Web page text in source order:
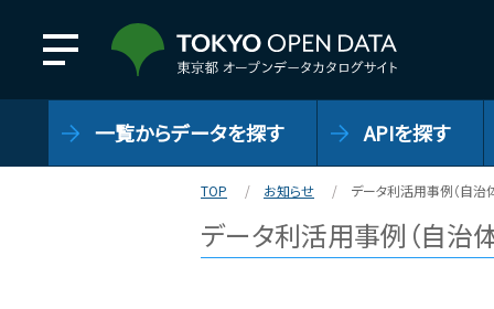
一覧からデータを探す APIを探す
TOP お知らせ データ利活用事例（自治
データ利活用事例（自治